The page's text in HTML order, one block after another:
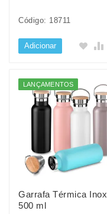
Código: 18711
Adicionar
LANÇAMENTOS
Garrafa Térmica Inox
500 ml